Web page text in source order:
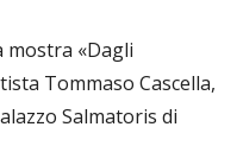
mostra «Dagli
Tommaso Cascella,
Salmatoris di